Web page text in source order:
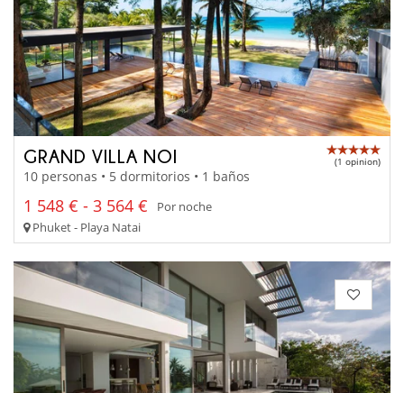
GRAND VILLA NOI (1 opinion)
10 personas • 5 dormitorios • 1 baños
1 548 € - 3 564 €
Por noche
Phuket - Playa Natai